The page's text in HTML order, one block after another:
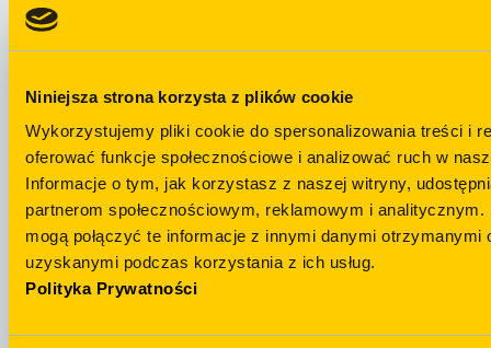
Niniejsza strona korzysta z plików cookie
Wykorzystujemy pliki cookie do spersonalizowania treści i
oferować funkcje społecznościowe i analizować ruch w
Informacje o tym, jak korzystasz z naszej witryny,
partnerom społecznościowym, reklamowym i analitycznym.
mogą połączyć te informacje z innymi danymi otrzymanymi
uzyskanymi podczas korzystania z ich usług.
Polityka Prywatności
Остались
вопросы?
+48 694 439 888
Telegram